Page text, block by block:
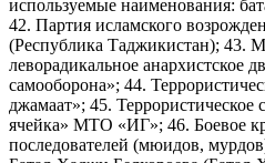
используемые наименования:
42. Партия исламского
(Республика Таджикистан); 43.
леворадикальное анархистское
самооборона»; 44.
джамаат»; 45. Террористическое
ячейка» МТО «ИГ»; 46. Боевое
последователей (мюидов,